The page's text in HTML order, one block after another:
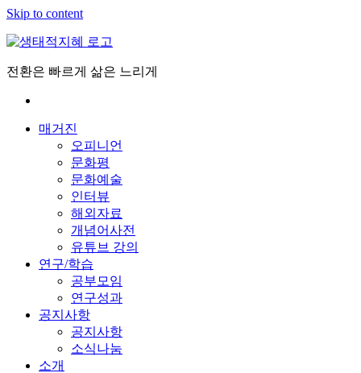
Skip to content
전환은 빠르게 삶은 느리게
매거진
오피니언
문화평
문화예술
인터뷰
해외자료
개념어사전
유튜브 강의
연구/학습
공부모임
연구성과
공지사항
공지사항
소식나눔
소개